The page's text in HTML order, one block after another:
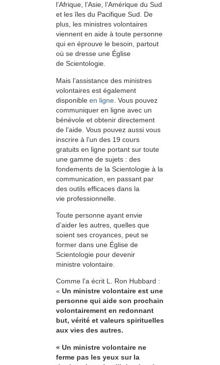
l’Afrique, l’Asie, l’Amérique du Sud
et les îles du Pacifique Sud. De
plus, les ministres volontaires
viennent en aide à toute personne
qui en éprouve le besoin, partout
où se dresse une Église
de Scientologie.
Mais l’assistance des ministres
volontaires est également
disponible en ligne . Vous pouvez
communiquer en ligne avec un
bénévole et obtenir directement
de l’aide. Vous pouvez aussi vous
inscrire à l’un des 19 cours
gratuits en ligne portant sur toute
une gamme de sujets : des
fondements de la Scientologie à la
communication, en passant par
des outils efficaces dans la
vie professionnelle.
Toute personne ayant envie
d’aider les autres, quelles que
soient ses croyances, peut se
former dans une Église de
Scientologie pour devenir
ministre volontaire.
Comme l’a écrit L. Ron Hubbard :
« Un ministre volontaire est une
personne qui aide son prochain
volontairement en redonnant
but, vérité et valeurs spirituelles
aux vies des autres.
« Un ministre volontaire ne
ferme pas les yeux sur la